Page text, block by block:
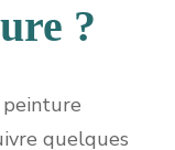
?
quelques